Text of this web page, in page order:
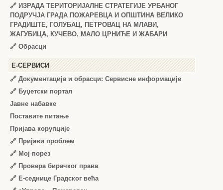
🔗 ИЗРАДА ТЕРИТОРИЈАЛНЕ СТРАТЕГИЈЕ УРБАНОГ
ПОДРУЧЈА ГРАДА ПОЖАРЕВЦА И ОПШТИНА ВЕЛИКО
ГРАДИШТЕ, ГОЛУБАЦ, ПЕТРОВАЦ НА МЛАВИ,
ЖАГУБИЦА, КУЧЕВО, МАЛО ЦРНИЋЕ И ЖАБАРИ
🔗 Обрасци
Е-СЕРВИСИ
🔗 Документација и обрасци: Сервисне информације
🔗 Буџетски портал
Јавне набавке
Поставите питање
Пријава корупције
🔗 Пријави проблем
🔗 Мој порез
🔗 Провера бирачког права
🔗 Е-седнице Градског већа